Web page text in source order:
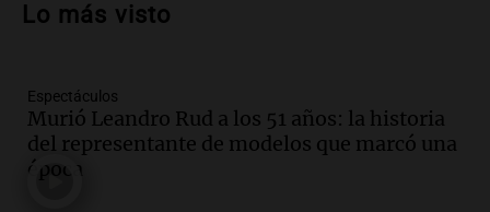
en Villa María
Audio.
la Bulaya abrirá sus puertas mañana con
diversas actividades y sorpresas
Panorama Federal
Lo más visto
Espectáculos
Murió Leandro Rud a los 51 años: la historia
del representante de modelos que marcó una
época